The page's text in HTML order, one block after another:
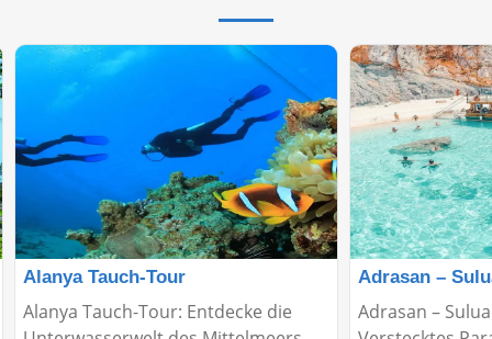
Alanya Tauch-Tour
Alanya Tauch-Tour: Entdecke die
Adrasan –
Adrasan –